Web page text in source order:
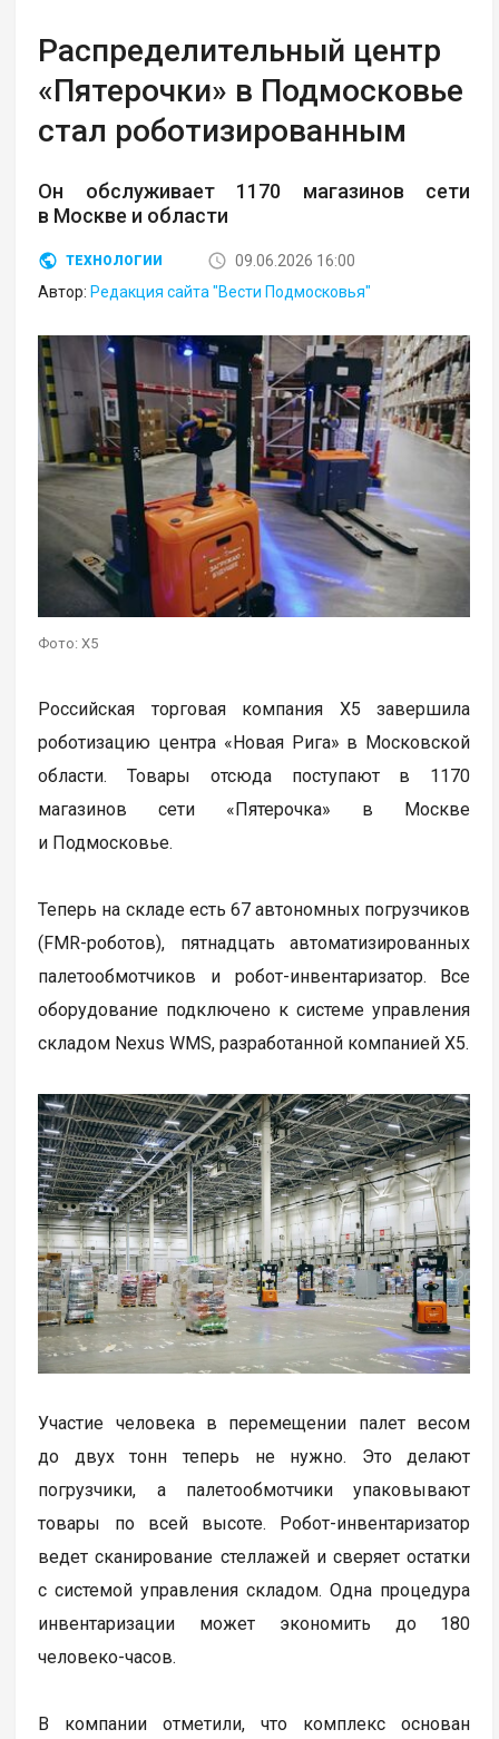
Распределительный центр
«Пятерочки» в Подмосковье
стал роботизированным
Он обслуживает 1170 магазинов сети
в Москве и области
ТЕХНОЛОГИИ
09.06.2026 16:00
Автор: Редакция сайта "Вести Подмосковья"
Фото: X5
Российская торговая компания X5 завершила
роботизацию центра «Новая Рига» в Московской
области. Товары отсюда поступают в 1170
магазинов сети «Пятерочка» в Москве
и Подмосковье.
Теперь на складе есть 67 автономных погрузчиков
(FMR-роботов), пятнадцать автоматизированных
палетообмотчиков и робот-инвентаризатор. Все
оборудование подключено к системе управления
складом Nexus WMS, разработанной компанией Х5.
Участие человека в перемещении палет весом
до двух тонн теперь не нужно. Это делают
погрузчики, а палетообмотчики упаковывают
товары по всей высоте. Робот-инвентаризатор
ведет сканирование стеллажей и сверяет остатки
с системой управления складом. Одна процедура
инвентаризации может экономить до 180
человеко-часов.
В компании отметили, что комплекс основан